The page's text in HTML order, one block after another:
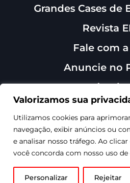
Valorizamos sua
Utilizamos cookies para
navegação, exibir anúncios ou
e analisar nosso tráfego. Ao clicar
você concorda com nosso uso de
Personalizar Rejeitar
Grandes Cases de
Revista
Fale com a
Anuncie no
Sobre
©1999-2026 -
EmbalagemMarca -
Site produzido por